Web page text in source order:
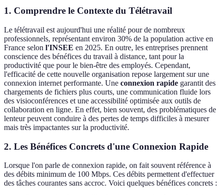
1. Comprendre le Contexte du Télétravail
Le télétravail est aujourd'hui une réalité pour de nombreux
professionnels, représentant environ 30% de la population active en
France selon l'INSEE en 2025. En outre, les entreprises prennent
conscience des bénéfices du travail à distance, tant pour la
productivité que pour le bien-être des employés. Cependant,
l'efficacité de cette nouvelle organisation repose largement sur une
connexion internet performante. Une connexion rapide garantit des
chargements de fichiers plus courts, une communication fluide lors
des visioconférences et une accessibilité optimisée aux outils de
collaboration en ligne. En effet, bien souvent, des problématiques de
lenteur peuvent conduire à des pertes de temps difficiles à mesurer
mais très impactantes sur la productivité.
2. Les Bénéfices Concrets d'une Connexion Rapide
Lorsque l'on parle de connexion rapide, on fait souvent référence à
des débits minimum de 100 Mbps. Ces débits permettent d'effectuer
des tâches courantes sans accroc. Voici quelques bénéfices concrets :